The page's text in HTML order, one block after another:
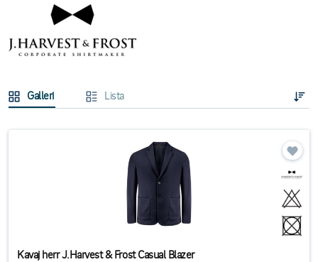
Galleri Lista
Kavaj herr J.Harvest & Frost Casual Blazer